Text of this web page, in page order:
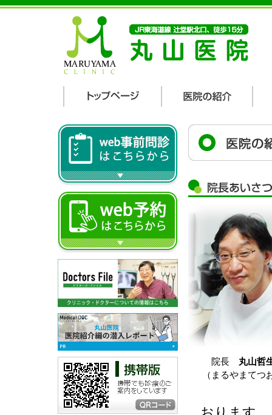
院長 丸山哲
（まるやまてつ